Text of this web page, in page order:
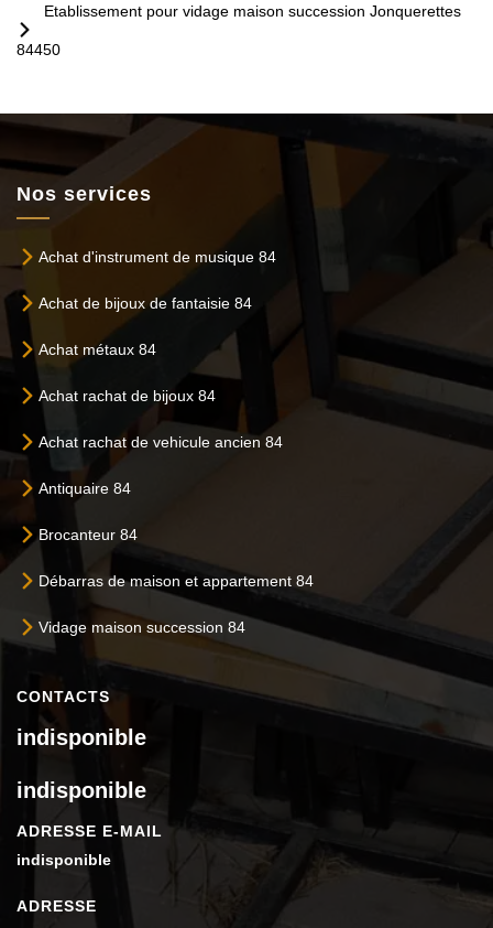
Etablissement pour vidage maison succession Jonquerettes
84450
Nos services
Achat d'instrument de musique 84
Achat de bijoux de fantaisie 84
Achat métaux 84
Achat rachat de bijoux 84
Achat rachat de vehicule ancien 84
Antiquaire 84
Brocanteur 84
Débarras de maison et appartement 84
Vidage maison succession 84
CONTACTS
indisponible
indisponible
ADRESSE E-MAIL
indisponible
ADRESSE